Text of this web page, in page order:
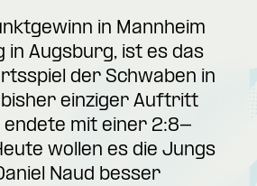
in Mannheim
in Augsburg, ist es das
der Schwaben in
einziger Auftritt
endete mit einer 2:8-
wollen es die Jungs
Naud besser